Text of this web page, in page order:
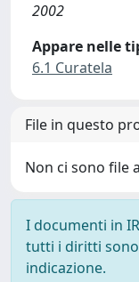
2002
Appare nelle
6.1 Curatela
File in questo
Non ci sono file
I documenti in
tutti i diritti
indicazione.